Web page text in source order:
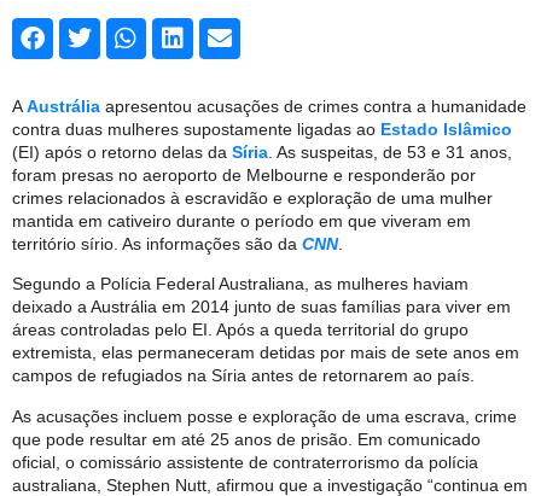
AAustrália apresentou acusações de crimes contra a humanidade
contra duas mulheres supostamente ligadas ao Estado Islâmico
(EI) após o retorno delas da Síria . As suspeitas, de 53 e 31 anos,
foram presas no aeroporto de Melbourne e responderão por
crimes relacionados à escravidão e exploração de uma mulher
mantida em cativeiro durante o período em que viveram em
território sírio. As informações são da CNN.
Segundo a Polícia Federal Australiana, as mulheres haviam
deixado a Austrália em 2014 junto de suas famílias para viver em
áreas controladas pelo EI. Após a queda territorial do grupo
extremista, elas permaneceram detidas por mais de sete anos em
campos de refugiados na Síria antes de retornarem ao país.
As acusações incluem posse e exploração de uma escrava, crime
que pode resultar em até 25 anos de prisão. Em comunicado
oficial, o comissário assistente de contraterrorismo da polícia
australiana, Stephen Nutt, afirmou que a investigação “continua em